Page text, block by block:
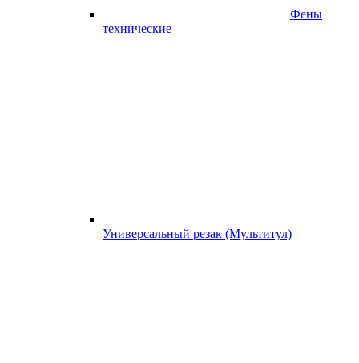
Фены
технические
Универсальный резак (Мультитул)